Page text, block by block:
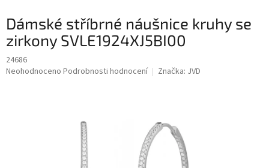
Dámské stříbrné náušnice kruhy se
zirkony SVLE1924XJ5BI00
24686
Průměrné
Neohodnoceno Podrobnosti hodnocení Značka: JVD